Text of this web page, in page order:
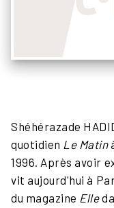
Shéhérazade
quotidien Le Matin
1996. Après avoir
vit aujourd'hui à
du magazine Elle